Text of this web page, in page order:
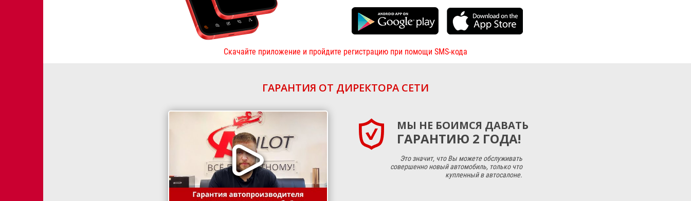
Скачайте приложение и пройдите регистрацию при помощи SMS-кода
ГАРАНТИЯ ОТ ДИРЕКТОРА СЕТИ
МЫ НЕ БОИМСЯ ДАВАТЬ
ГАРАНТИЮ 2 ГОДА!
Это значит, что Вы можете обслуживать
совершенно новый автомобиль, только что
купленный в автосалоне.